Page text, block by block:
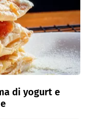
di yogurt e